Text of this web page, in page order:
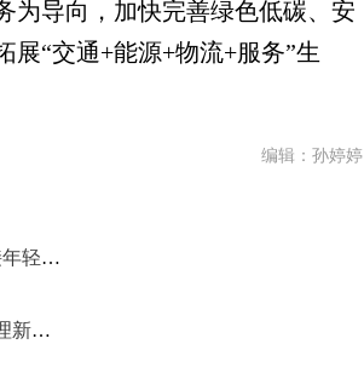
为导向，加快完善绿色低碳、安
“交通+能源+物流+服务”生
编辑：孙婷婷
600余家老字号企业齐聚山东解锁新玩法 精准对接年轻消费市场
山东纵深推进垃圾分类工作 构建城乡资源循环治理新格局